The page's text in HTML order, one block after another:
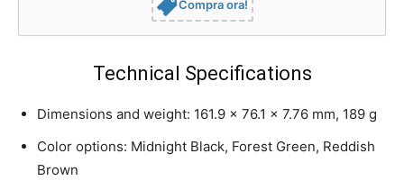
Compra ora!
Technical Specifications
Dimensions and weight: 161.9 x 76.1 x 7.76 mm, 189 g
Color options: Midnight Black, Forest Green, Reddish
Brown